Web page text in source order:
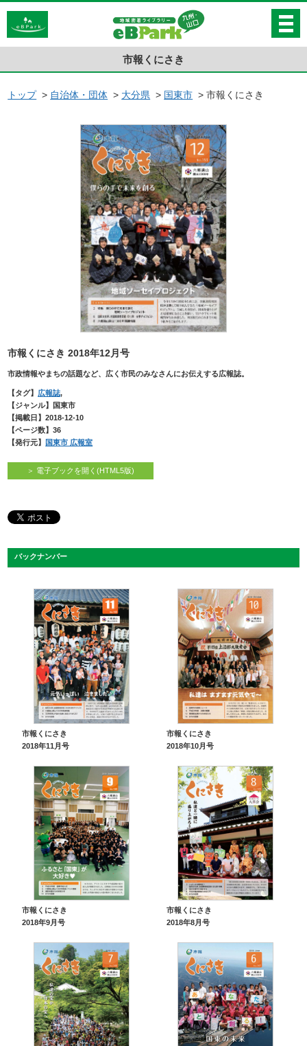
市報くにさき
トップ> 自治体・団体 > 大分県 > 国東市 >市報くにさき
市報くにさき 2018年12月号
市政情報やまちの話題など、広く市民のみなさんにお伝えする広報誌。
【タグ】 広報誌,
【ジャンル】国東市
【掲載日】2018-12-10
【ページ数】36
【発行元】
国東市 広報室
＞ 電子ブックを開く(HTML5版)
バックナンバー
市報くにさき
2018年11月号
市報くにさき
2018年10月号
市報くにさき
2018年9月号
市報くにさき
2018年8月号